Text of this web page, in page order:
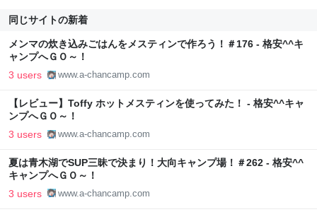
同じサイトの新着
メンマの炊き込みごはんをメスティンで作ろう！＃176 - 格安^^キ
ャンプへＧＯ～！
3 users www.a-chancamp.com
【レビュー】Toffy ホットメスティンを使ってみた！ - 格安^^キャ
ンプへＧＯ～！
3 users www.a-chancamp.com
夏は青木湖でSUP三昧で決まり！大向キャンプ場！＃262 - 格安^^
キャンプへＧＯ～！
3 users www.a-chancamp.com